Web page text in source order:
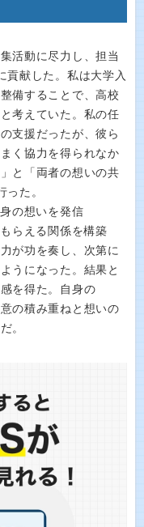
活動に尽力し、担当
貢献した。私は大学入
備することで、高校
考えていた。私の任
支援だったが、彼ら
く協力を得られなか
と「両者の想いの共
た。
の想いを発信
らえる関係を構築
が功を奏し、次第に
うになった。結果と
を得た。自身の
の積み重ねと想いの
。